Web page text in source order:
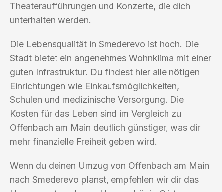
Theateraufführungen und Konzerte, die dich
unterhalten werden.
Die Lebensqualität in Smederevo ist hoch. Die
Stadt bietet ein angenehmes Wohnklima mit einer
guten Infrastruktur. Du findest hier alle nötigen
Einrichtungen wie Einkaufsmöglichkeiten,
Schulen und medizinische Versorgung. Die
Kosten für das Leben sind im Vergleich zu
Offenbach am Main deutlich günstiger, was dir
mehr finanzielle Freiheit geben wird.
Wenn du deinen Umzug von Offenbach am Main
nach Smederevo planst, empfehlen wir dir das